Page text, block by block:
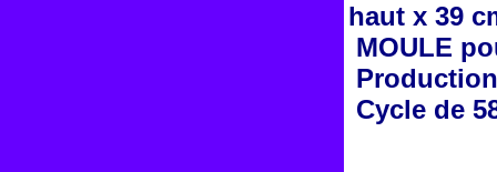
haut x 39
MOULE
Cycle de